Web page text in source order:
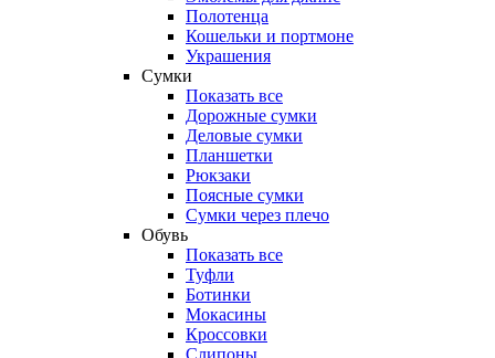
Полотенца
Кошельки и портмоне
Украшения
Сумки
Показать все
Дорожные сумки
Деловые сумки
Планшетки
Рюкзаки
Поясные сумки
Сумки через плечо
Обувь
Показать все
Туфли
Ботинки
Мокасины
Кроссовки
Слипоны